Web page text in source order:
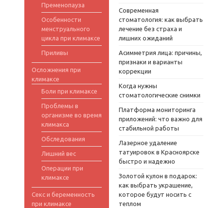
Пременопауза
Особенности
менструального
цикла при климаксе
Приливы
Осложнения при
климаксе
Боли при климаксе
Проблемы в
организме во время
климакса
Обследования
Лишний вес
Операции при
климаксе
Секс и беременность
при климаксе
Современная
стоматология: как выбрать
лечение без страха и
лишних ожиданий
Асимметрия лица: причины,
признаки и варианты
коррекции
Когда нужны
стоматологические снимки
Платформа мониторинга
приложений: что важно для
стабильной работы
Лазерное удаление
татуировок в Красноярске
быстро и надежно
Золотой кулон в подарок:
как выбрать украшение,
которое будут носить с
теплом